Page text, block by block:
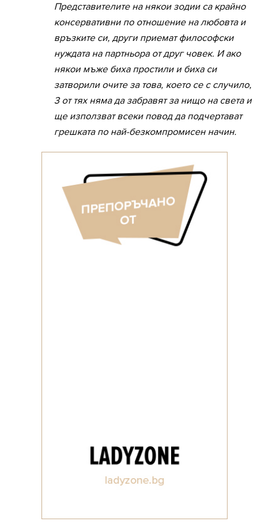
Представителите на някои зодии са крайно
консервативни по отношение на любовта и
връзките си, други приемат философски
нуждата на партньора от друг човек. И ако
някои мъже биха простили и биха си
затворили очите за това, което се с случило,
3 от тях няма да забравят за нищо на света и
ще използват всеки повод да подчертават
грешката по най-безкомпромисен начин.